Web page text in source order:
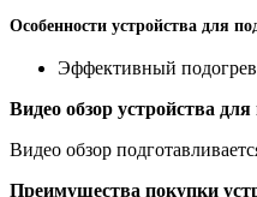
Особенности устройства для
Эффективный подогрев
Видео обзор устройства
Видео обзор
Преимущества покупки